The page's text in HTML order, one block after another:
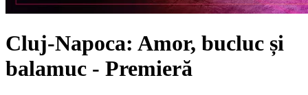
Cluj-Napoca: Amor, bucluc și
balamuc - Premieră